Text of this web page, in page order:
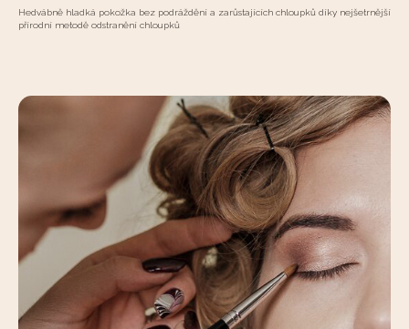
Hedvábně hladká pokožka bez podráždění a zarůstajících chloupků díky nejšetrnější
přírodní metodě odstranění chloupků